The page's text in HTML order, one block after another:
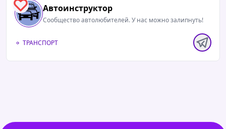
0 Автоинструктор
Сообщество автолюбителей. У нас можно залипнуть!
ТРАНСПОРТ